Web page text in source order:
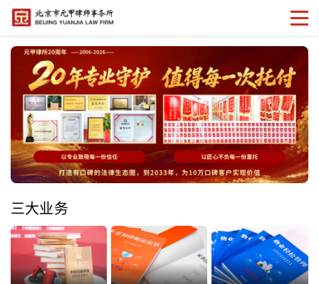
三大业务